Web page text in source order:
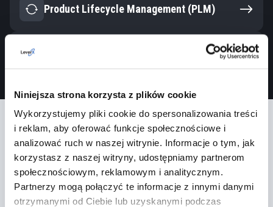
Niniejsza strona korzysta z plików cookie
Wykorzystujemy pliki cookie do spersonalizowania treści
i reklam, aby oferować funkcje społecznościowe i
analizować ruch w naszej witrynie. Informacje o tym, jak
korzystasz z naszej witryny, udostępniamy partnerom
społecznościowym, reklamowym i analitycznym.
Partnerzy mogą połączyć te informacje z innymi danymi
otrzymanymi od Ciebie lub uzyskanymi podczas
Product Lifecycle Management (PLM)
Usługi rozszerzone
Wspieramy organizacje kompleksowymi usługami, które
uzupełniają wdrożenia SAP i pomagają skutecznie realizować
transformację cyfrową. Łączymy doradztwo biznesowe,
zarządzanie zmianą oraz rozwój dedykowanych rozwiązań, aby
odpowiadać na potrzeby nowoczesnych przedsiębiorstw.